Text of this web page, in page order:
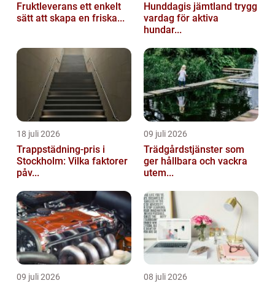
Fruktleverans ett enkelt
sätt att skapa en friska...
Hunddagis jämtland trygg
vardag för aktiva
hundar...
18 juli 2026
Trappstädning-pris i
Stockholm: Vilka faktorer
påv...
09 juli 2026
Trädgårdstjänster som
ger hållbara och vackra
utem...
09 juli 2026 08 juli 2026